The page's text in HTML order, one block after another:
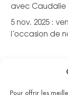
Pour offrir les
avec Caudalie
5 nov. 2025 :
l’occasion de